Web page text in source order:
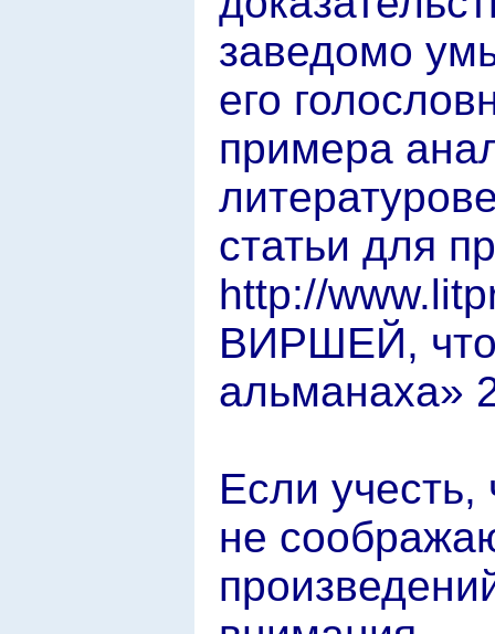
заведомо
его
примера
статьи для
http://
ВИРШЕЙ,
альманаха»
Если учесть,
не